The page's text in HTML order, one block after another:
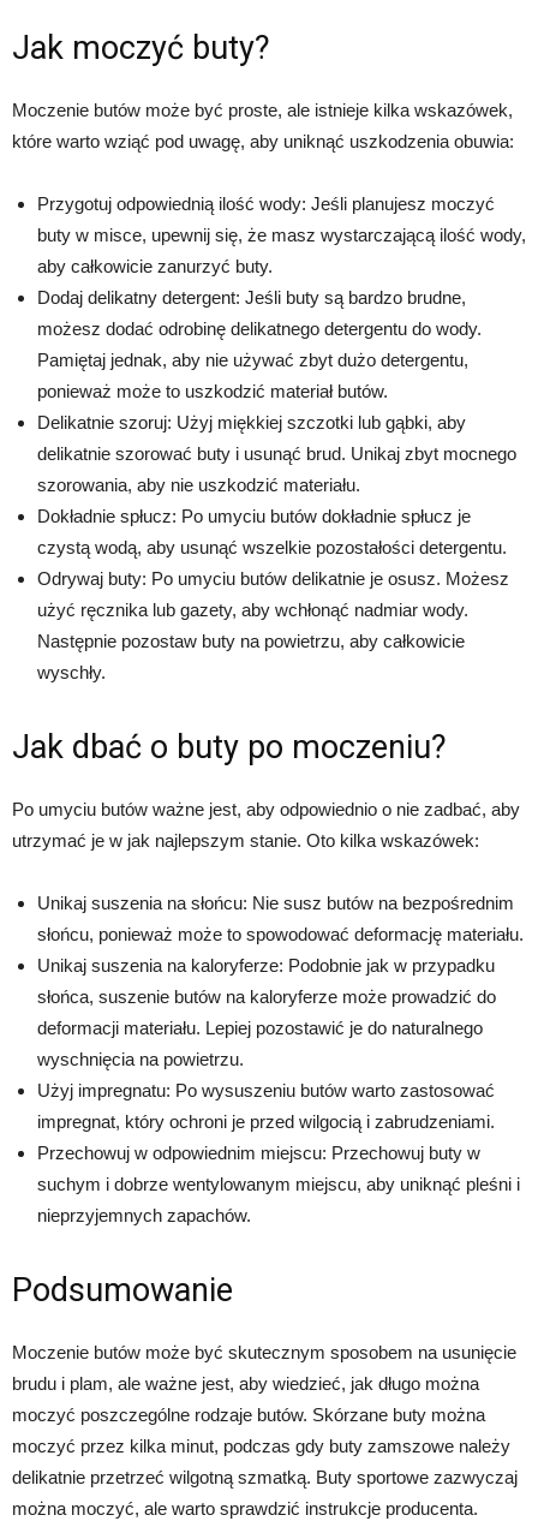
Jak moczyć buty?
Moczenie butów może być proste, ale istnieje kilka wskazówek,
które warto wziąć pod uwagę, aby uniknąć uszkodzenia obuwia:
Przygotuj odpowiednią ilość wody: Jeśli planujesz moczyć
buty w misce, upewnij się, że masz wystarczającą ilość wody,
aby całkowicie zanurzyć buty.
Dodaj delikatny detergent: Jeśli buty są bardzo brudne,
możesz dodać odrobinę delikatnego detergentu do wody.
Pamiętaj jednak, aby nie używać zbyt dużo detergentu,
ponieważ może to uszkodzić materiał butów.
Delikatnie szoruj: Użyj miękkiej szczotki lub gąbki, aby
delikatnie szorować buty i usunąć brud. Unikaj zbyt mocnego
szorowania, aby nie uszkodzić materiału.
Dokładnie spłucz: Po umyciu butów dokładnie spłucz je
czystą wodą, aby usunąć wszelkie pozostałości detergentu.
Odrywaj buty: Po umyciu butów delikatnie je osusz. Możesz
użyć ręcznika lub gazety, aby wchłonąć nadmiar wody.
Następnie pozostaw buty na powietrzu, aby całkowicie
wyschły.
Jak dbać o buty po moczeniu?
Po umyciu butów ważne jest, aby odpowiednio o nie zadbać, aby
utrzymać je w jak najlepszym stanie. Oto kilka wskazówek:
Unikaj suszenia na słońcu: Nie susz butów na bezpośrednim
słońcu, ponieważ może to spowodować deformację materiału.
Unikaj suszenia na kaloryferze: Podobnie jak w przypadku
słońca, suszenie butów na kaloryferze może prowadzić do
deformacji materiału. Lepiej pozostawić je do naturalnego
wyschnięcia na powietrzu.
Użyj impregnatu: Po wysuszeniu butów warto zastosować
impregnat, który ochroni je przed wilgocią i zabrudzeniami.
Przechowuj w odpowiednim miejscu: Przechowuj buty w
suchym i dobrze wentylowanym miejscu, aby uniknąć pleśni i
nieprzyjemnych zapachów.
Podsumowanie
Moczenie butów może być skutecznym sposobem na usunięcie
brudu i plam, ale ważne jest, aby wiedzieć, jak długo można
moczyć poszczególne rodzaje butów. Skórzane buty można
moczyć przez kilka minut, podczas gdy buty zamszowe należy
delikatnie przetrzeć wilgotną szmatką. Buty sportowe zazwyczaj
można moczyć, ale warto sprawdzić instrukcje producenta.